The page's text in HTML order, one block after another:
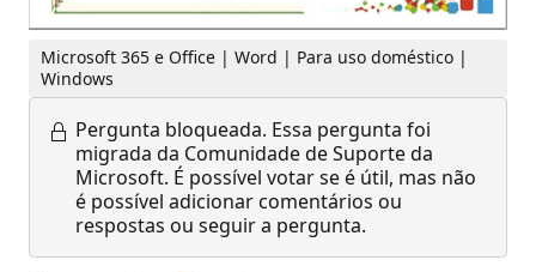
Microsoft 365 e Office | Word | Para uso doméstico |
Windows
Pergunta bloqueada. Essa pergunta foi
migrada da Comunidade de Suporte da
Microsoft. É possível votar se é útil, mas não
é possível adicionar comentários ou
respostas ou seguir a pergunta.